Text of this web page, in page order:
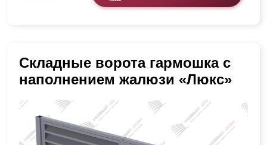
Складные ворота гармошка с
наполнением жалюзи «Люкс»